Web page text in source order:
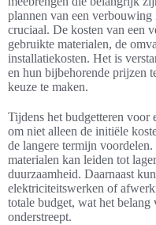
plannen van een verbouwing
cruciaal. De kosten van een
gebruikte materialen, de
installatiekosten. Het is
en hun bijbehorende prijzen
keuze te maken.
Tijdens het budgetteren voor
om niet alleen de initiële
de langere termijn
materialen kan leiden tot
duurzaamheid. Daarnaast
elektriciteitswerken of
totale budget, wat het
onderstreept.